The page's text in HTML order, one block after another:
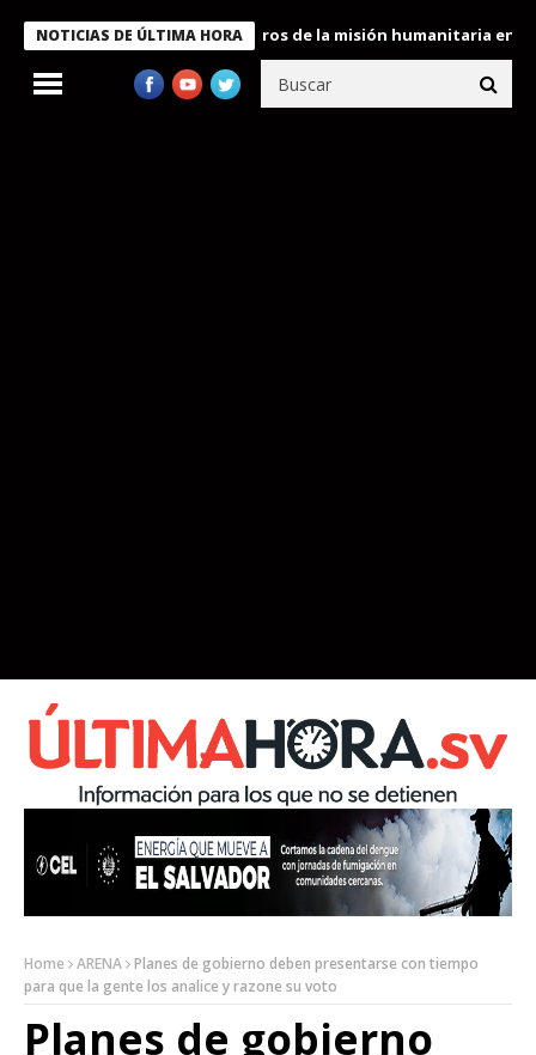
NOTICIAS DE ÚLTIMA HORA
condecora a miembros de la misión humanitaria enviada a
Home ARENA Planes de gobierno deben presentarse con tiempo
para que la gente los analice y razone su voto
Planes de gobierno